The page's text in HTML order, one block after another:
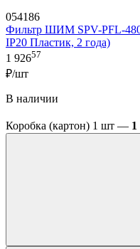
054186
Фильтр ШИМ SPV-PFL-
IP20 Пластик, 2 года)
1 92657
₽/шт
В наличии
Коробка (картон) 1 шт — 1